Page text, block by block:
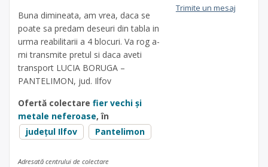
Buna dimineata, am vrea, daca se
poate sa predam deseuri din tabla in
urma reabilitarii a 4 blocuri. Va rog a-
mi transmite pretul si daca aveti
transport LUCIA BORUGA –
PANTELIMON, jud. Ilfov
Ofertă colectare fier vechi și
metale neferoase, în
județul Ilfov
Pantelimon
Trimite un mesaj
Adresată centrului de colectare